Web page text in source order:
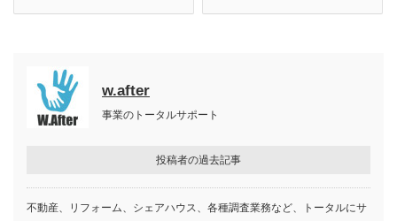
w.after
事業のトータルサポート
投稿者の過去記事
不動産、リフォーム、シェアハウス、各種調査業務など、トータルにサ